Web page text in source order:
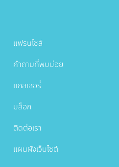
แฟรนไชส์
คำถามที่พบบ่อย
แกลเลอรี่
บล็อก
ติดต่อเรา
แผนผังเว็บไซต์